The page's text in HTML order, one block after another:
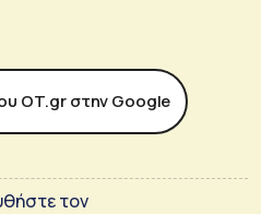
ΟΤ.gr στην Google
τον